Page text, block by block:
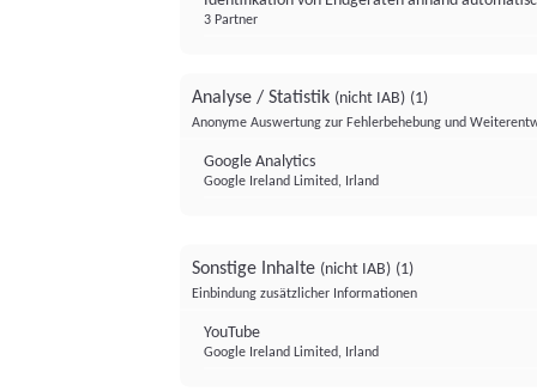
3 Partner
Analyse / Statistik (nicht IAB) (1)
Anonyme Auswertung zur Fehlerbehebung und
Google Analytics
Google Ireland Limited, Irland
Sonstige Inhalte (nicht IAB) (1)
Einbindung zusätzlicher Informationen
YouTube
Google Ireland Limited, Irland